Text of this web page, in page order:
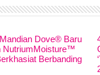
Dove® Baru
NutriumMoisture™
Berbanding